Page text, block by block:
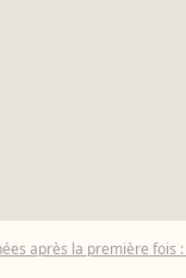
après la première fois